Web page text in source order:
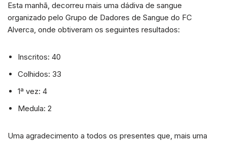
Esta manhã, decorreu mais uma dádiva de sangue
organizado pelo Grupo de Dadores de Sangue do FC
Alverca, onde obtiveram os seguintes resultados:
Inscritos: 40
Colhidos: 33
1ª vez: 4
Medula: 2
Uma agradecimento a todos os presentes que, mais uma